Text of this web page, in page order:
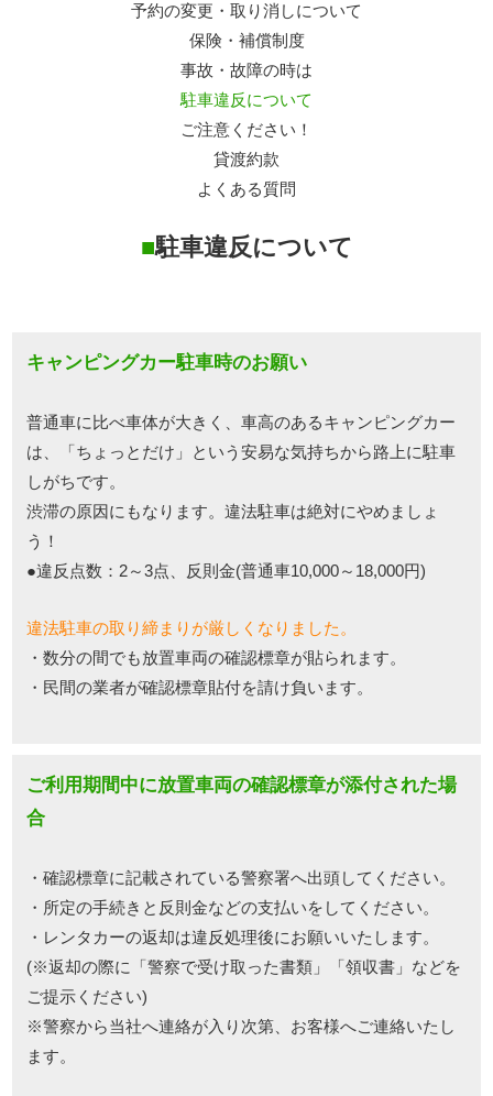
予約の変更・取り消しについて
保険・補償制度
事故・故障の時は
駐車違反について
ご注意ください！
貸渡約款
よくある質問
■駐車違反について
キャンピングカー駐車時のお願い
普通車に比べ車体が大きく、車高のあるキャンピングカー
は、「ちょっとだけ」という安易な気持ちから路上に駐車
しがちです。
渋滞の原因にもなります。違法駐車は絶対にやめましょ
う！
●違反点数：2～3点、反則金(普通車10,000～18,000円)
違法駐車の取り締まりが厳しくなりました。
・数分の間でも放置車両の確認標章が貼られます。
・民間の業者が確認標章貼付を請け負います。
ご利用期間中に放置車両の確認標章が添付された場
合
・確認標章に記載されている警察署へ出頭してください。
・所定の手続きと反則金などの支払いをしてください。
・レンタカーの返却は違反処理後にお願いいたします。
(※返却の際に「警察で受け取った書類」「領収書」などを
ご提示ください)
※警察から当社へ連絡が入り次第、お客様へご連絡いたし
ます。